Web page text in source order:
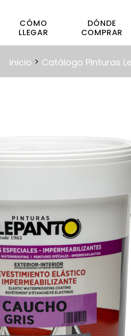
CÓMO
LLEGAR
DÓNDE
COMPRAR
inicio > Catálogo Pinturas